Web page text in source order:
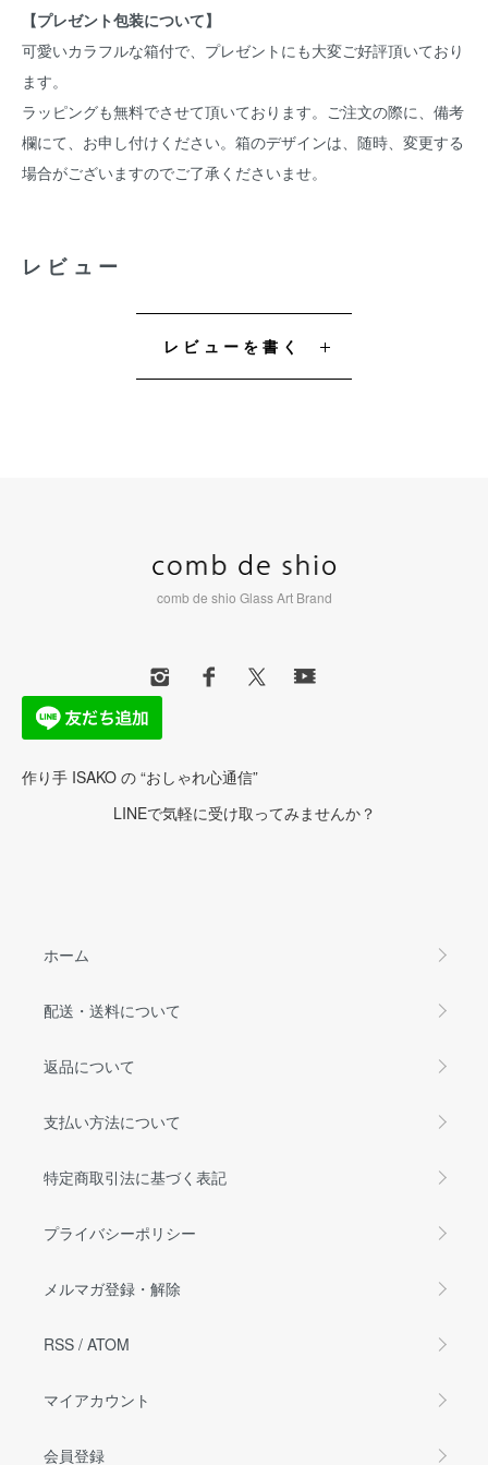
【プレゼント包装について】
可愛いカラフルな箱付で、プレゼントにも大変ご好評頂いており
ます。
ラッピングも無料でさせて頂いております。ご注文の際に、備考
欄にて、お申し付けください。箱のデザインは、随時、変更する
場合がございますのでご了承くださいませ。
レビュー
レビューを書く
comb de shio Glass Art Brand
作り手 ISAKO の “おしゃれ心通信”
LINEで気軽に受け取ってみませんか？
ホーム
配送・送料について
返品について
支払い方法について
特定商取引法に基づく表記
プライバシーポリシー
メルマガ登録・解除
RSS / ATOM
マイアカウント
会員登録